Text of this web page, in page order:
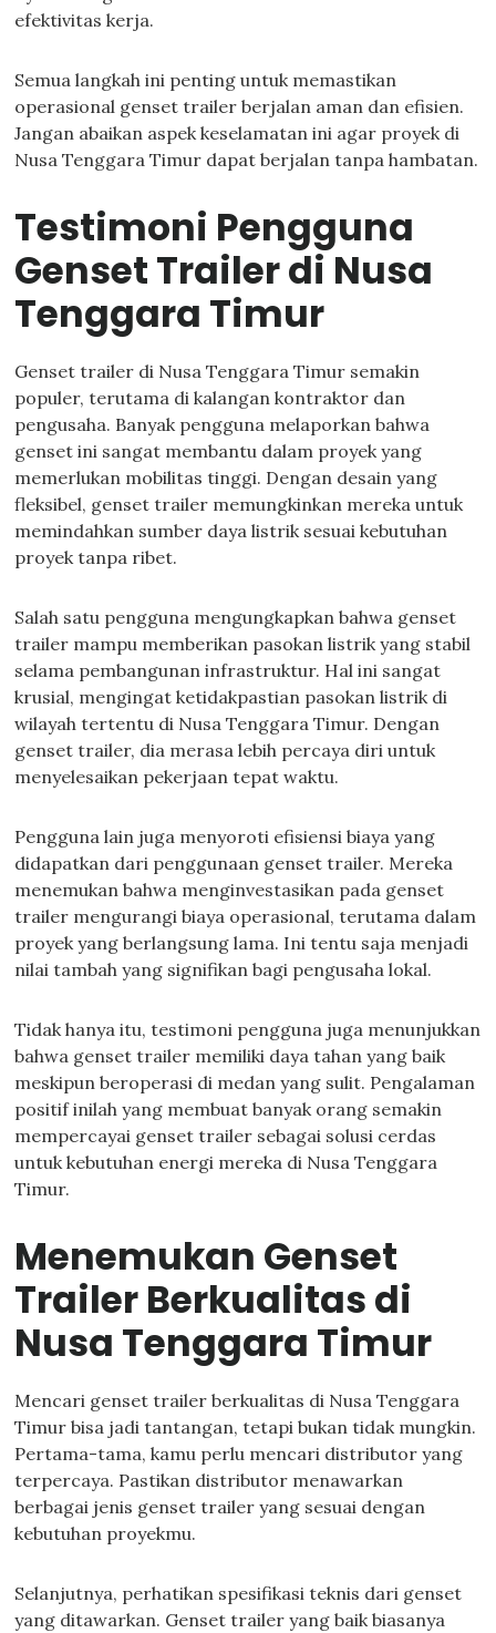
efektivitas kerja.
Semua langkah ini penting untuk memastikan
operasional genset trailer berjalan aman dan efisien.
Jangan abaikan aspek keselamatan ini agar proyek di
Nusa Tenggara Timur dapat berjalan tanpa hambatan.
Testimoni Pengguna
Genset Trailer di Nusa
Tenggara Timur
Genset trailer di Nusa Tenggara Timur semakin
populer, terutama di kalangan kontraktor dan
pengusaha. Banyak pengguna melaporkan bahwa
genset ini sangat membantu dalam proyek yang
memerlukan mobilitas tinggi. Dengan desain yang
fleksibel, genset trailer memungkinkan mereka untuk
memindahkan sumber daya listrik sesuai kebutuhan
proyek tanpa ribet.
Salah satu pengguna mengungkapkan bahwa genset
trailer mampu memberikan pasokan listrik yang stabil
selama pembangunan infrastruktur. Hal ini sangat
krusial, mengingat ketidakpastian pasokan listrik di
wilayah tertentu di Nusa Tenggara Timur. Dengan
genset trailer, dia merasa lebih percaya diri untuk
menyelesaikan pekerjaan tepat waktu.
Pengguna lain juga menyoroti efisiensi biaya yang
didapatkan dari penggunaan genset trailer. Mereka
menemukan bahwa menginvestasikan pada genset
trailer mengurangi biaya operasional, terutama dalam
proyek yang berlangsung lama. Ini tentu saja menjadi
nilai tambah yang signifikan bagi pengusaha lokal.
Tidak hanya itu, testimoni pengguna juga menunjukkan
bahwa genset trailer memiliki daya tahan yang baik
meskipun beroperasi di medan yang sulit. Pengalaman
positif inilah yang membuat banyak orang semakin
mempercayai genset trailer sebagai solusi cerdas
untuk kebutuhan energi mereka di Nusa Tenggara
Timur.
Menemukan Genset
Trailer Berkualitas di
Nusa Tenggara Timur
Mencari genset trailer berkualitas di Nusa Tenggara
Timur bisa jadi tantangan, tetapi bukan tidak mungkin.
Pertama-tama, kamu perlu mencari distributor yang
terpercaya. Pastikan distributor menawarkan
berbagai jenis genset trailer yang sesuai dengan
kebutuhan proyekmu.
Selanjutnya, perhatikan spesifikasi teknis dari genset
yang ditawarkan. Genset trailer yang baik biasanya